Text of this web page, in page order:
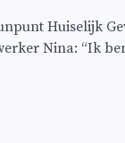
Huiselijk
Nina: “Ik